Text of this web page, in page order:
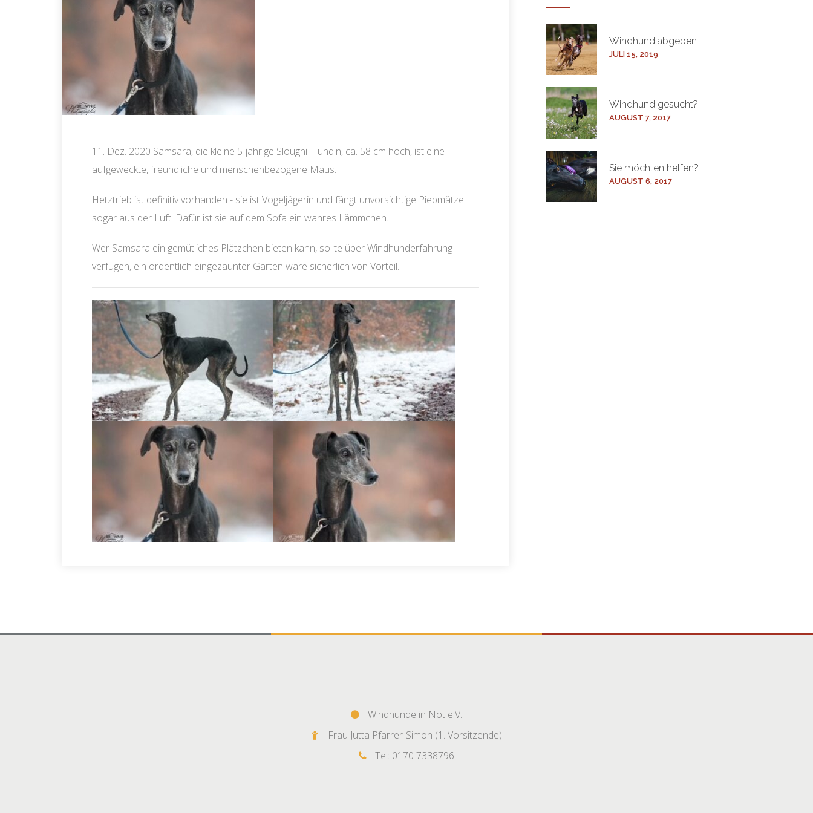
11. Dez. 2020 Samsara, die kleine 5-jährige Sloughi-Hündin, ca. 58 cm hoch, ist eine
aufgeweckte, freundliche und menschenbezogene Maus.
Hetztrieb ist definitiv vorhanden - sie ist Vogeljägerin und fängt unvorsichtige Piepmätze
sogar aus der Luft. Dafür ist sie auf dem Sofa ein wahres Lämmchen.
Wer Samsara ein gemütliches Plätzchen bieten kann, sollte über Windhunderfahrung
verfügen, ein ordentlich eingezäunter Garten wäre sicherlich von Vorteil.
Windhund abgeben
JULI 15, 2019
Windhund gesucht?
AUGUST 7, 2017
Sie möchten helfen?
AUGUST 6, 2017
Windhunde in Not e.V.
Frau Jutta Pfarrer-Simon (1. Vorsitzende)
Tel: 0170 7338796